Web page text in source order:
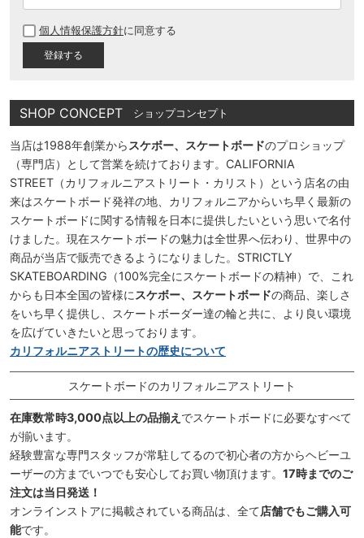
須
個人情報保護方針に同意する
SHOP CONCEPT ショップコンセプト
当店は1988年創業から スケボー、スケートボードのプロショップ
（専門店）として営業を続けております。CALIFORNIA
STREET（カリフォルニアストリート・カリスト）という店名の由
来はスケートボード発祥の地、カリフォルニアからいち早く最新の
スケートボードに関する情報を日本に提供したいという思いで名付
けました。現在スケートボードの魅力は全世界へ伝わり、世界中の
商品が当店で販売できるようになりました。STRICTLY
SKATEBOARDING（100%完全にスケートボードの精神）で、これ
からも日本全国の皆様に スケボー、スケートボードの商品、楽しさ
をいち早く提供し、スケートボーダー達の輪と共に、より良い環境
を広げていきたいと思っております。
カリフォルニアストリートの歴史について
スケートボードのカリフォルニアストリート
在庫数常時3,000点以上の品揃え でスケートボードに必要なすべて
が揃います。
経験豊富な専門スタッフが常駐してるので初心者の方からヘビーユ
ーザーの方までいつでも安心してお買い物頂けます。 17時までのご
注文は当日発送！
オンラインストアに掲載されている商品は、全て店舗でもご購入可
能です。